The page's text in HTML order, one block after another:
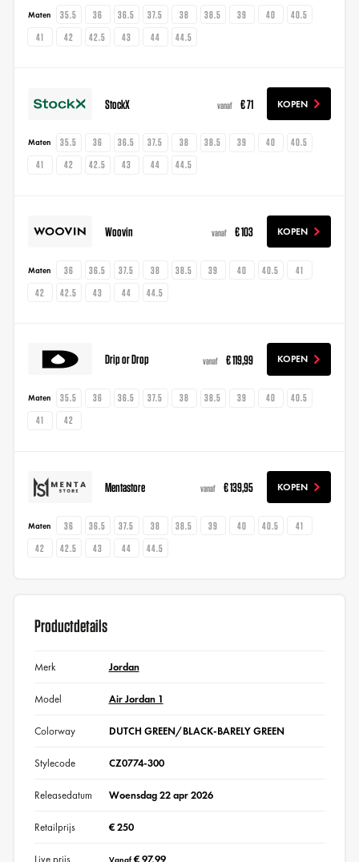
Maten 35.5 36 36.5 37.5 38 38.5 39 40
40.5
41
42 42.5 43 44 44.5
StockX vanaf € 71 KOPEN
Maten 35.5 36 36.5 37.5 38 38.5 39 40
40.5
41
42 42.5 43 44 44.5
Woovin vanaf € 103 KOPEN
Maten 36 36.5 37.5 38 38.5 39 40 40.5
41
42
42.5 43 44 44.5
Drip or Drop vanaf € 119,99 KOPEN
Maten 35.5 36 36.5 37.5 38 38.5 39 40
40.5
41
42
Mentastore vanaf € 139,95 KOPEN
Maten 36 36.5 37.5 38 38.5 39 40 40.5
41
42
42.5 43 44 44.5
Productdetails
Merk Jordan
Model Air Jordan 1
Colorway DUTCH GREEN/BLACK-BARELY GREEN
Stylecode CZ0774-300
Releasedatum Woensdag 22 apr 2026
Retailprijs € 250
Live prijs € 97,99